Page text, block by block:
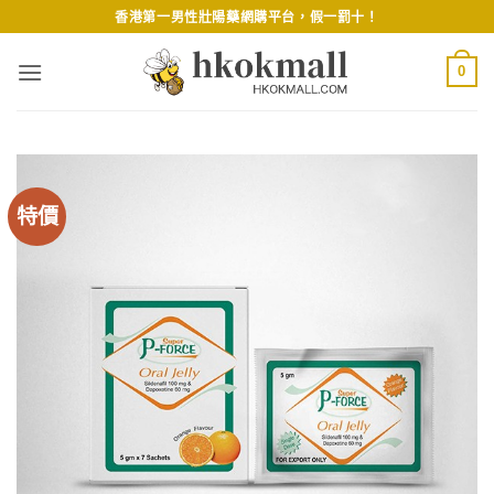
to
content
香港第一男性壯陽藥網購平台，假一罰十！
0
特價